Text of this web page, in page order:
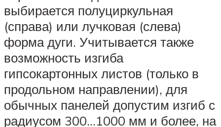
выбирается полуциркульная
(справа) или лучковая (слева)
форма дуги. Учитывается также
возможность изгиба
гипсокартонных листов (только в
продольном направлении), для
обычных панелей допустим изгиб с
радиусом 300…1000 мм и более, на